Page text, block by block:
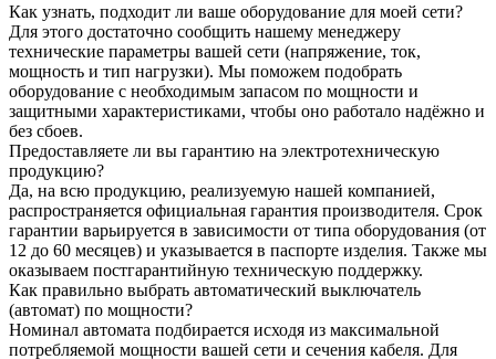
Как узнать, подходит ли ваше оборудование для моей сети?
Для этого достаточно сообщить нашему менеджеру
технические параметры вашей сети (напряжение, ток,
мощность и тип нагрузки). Мы поможем подобрать
оборудование с необходимым запасом по мощности и
защитными характеристиками, чтобы оно работало надёжно и
без сбоев.
Предоставляете ли вы гарантию на электротехническую
продукцию?
Да, на всю продукцию, реализуемую нашей компанией,
распространяется официальная гарантия производителя. Срок
гарантии варьируется в зависимости от типа оборудования (от
12 до 60 месяцев) и указывается в паспорте изделия. Также мы
оказываем постгарантийную техническую поддержку.
Как правильно выбрать автоматический выключатель
(автомат) по мощности?
Номинал автомата подбирается исходя из максимальной
потребляемой мощности вашей сети и сечения кабеля. Для